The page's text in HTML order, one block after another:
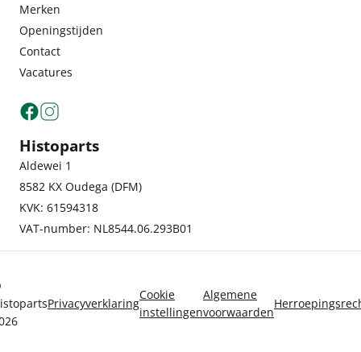
Merken
Openingstijden
Contact
Vacatures
Histoparts
Aldewei 1
8582 KX Oudega (DFM)
KVK: 61594318
VAT-number: NL8544.06.293B01
Privacyverklaring
Cookie
instellingen
Algemene
voorwaarden